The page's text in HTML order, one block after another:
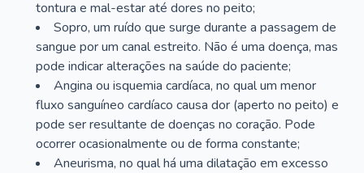
tontura e mal-estar até dores no peito;
Sopro, um ruído que surge durante a passagem de
sangue por um canal estreito. Não é uma doença, mas
pode indicar alterações na saúde do paciente;
Angina ou isquemia cardíaca, no qual um menor
fluxo sanguíneo cardíaco causa dor (aperto no peito) e
pode ser resultante de doenças no coração. Pode
ocorrer ocasionalmente ou de forma constante;
Aneurisma, no qual há uma dilatação em excesso